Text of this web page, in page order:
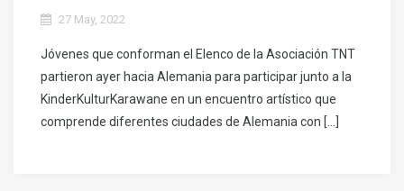
27 May, 2022
Jóvenes que conforman el Elenco de la Asociación TNT
partieron ayer hacia Alemania para participar junto a la
KinderKulturKarawane en un encuentro artístico que
comprende diferentes ciudades de Alemania con […]